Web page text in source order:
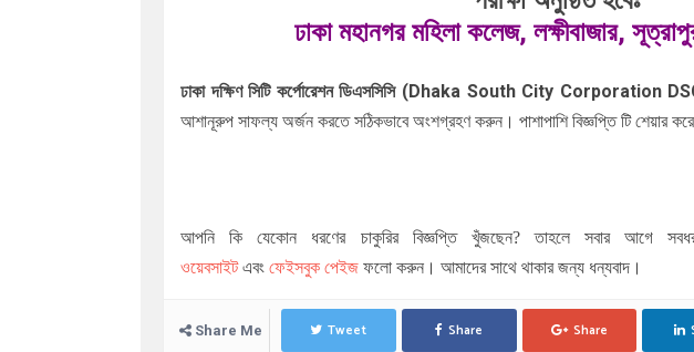
ঢাকা মহানগর মহিলা কলেজ, লক্ষীবাজার,
ঢাকা দক্ষিণ সিটি কর্পোরেশন ডিএসসিসি (Dhaka South City Corporation
আশানূরুপ সাফল্য অর্জন করতে সঠিকভাবে অংশগ্রহণ করুন। পাশাপাশি বিজ্ঞপ্তি টি শেয়ার
আপনি কি যেকোন ধরণের চাকুরির বিজ্ঞপ্তি খুঁজছেন?তাহলে সবার আগে
ওয়েবসাইট এবং ফেইসবুক পেইজ ফলো করুন। আমাদের সাথে থাকার জন্য ধন্যবাদ।
Share Me Tweet Share Share